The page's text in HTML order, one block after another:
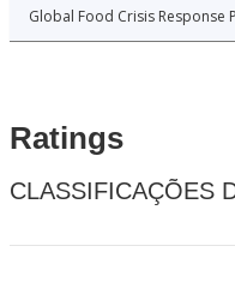
Global Food Crisis Response
Ratings
CLASSIFICAÇÕES